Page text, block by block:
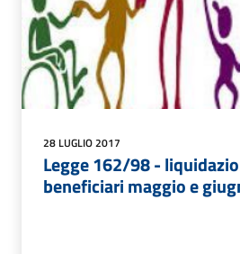
28 LUGLIO 2017
Legge 162/98 -
beneficiari maggio e